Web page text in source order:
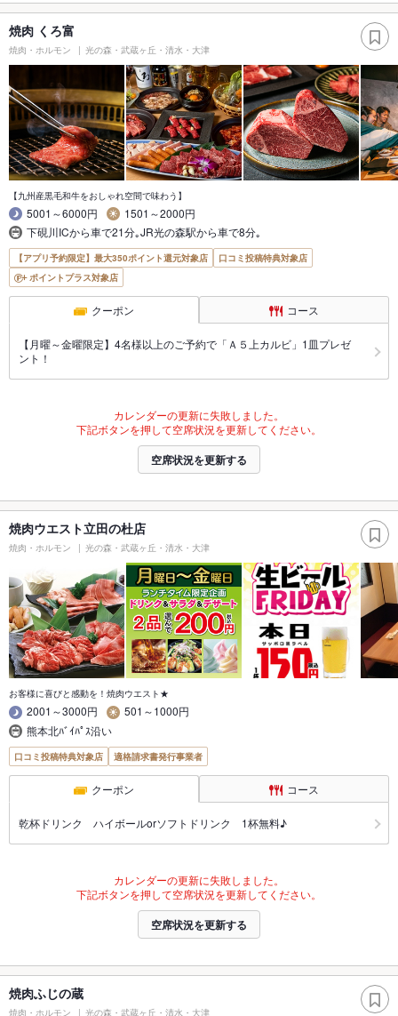
焼肉 くろ富
焼肉・ホルモン 光の森・武蔵ヶ丘・清水・大津
【九州産黒毛和牛をおしゃれ空間で味わう】
5001～6000円
1501～2000円
下硯川ICから車で21分｡JR光の森駅から車で8分｡
【アプリ予約限定】最大350ポイント還元対象店
口コミ投稿特典対象店
ポイントプラス対象店
クーポン コース
【月曜～金曜限定】4名様以上のご予約で「Ａ５上カルビ」1皿プレゼ
ント！
カレンダーの更新に失敗しました。
下記ボタンを押して空席状況を更新してください。
空席状況を更新する
焼肉ウエスト立田の杜店
焼肉・ホルモン 光の森・武蔵ヶ丘・清水・大津
お客様に喜びと感動を！焼肉ウエスト★
2001～3000円
501～1000円
熊本北ﾊﾞｲﾊﾟｽ沿い
口コミ投稿特典対象店 適格請求書発行事業者
クーポン コース
乾杯ドリンク ハイボールorソフトドリンク 1杯無料♪
カレンダーの更新に失敗しました。
下記ボタンを押して空席状況を更新してください。
空席状況を更新する
焼肉ふじの蔵
焼肉・ホルモン 光の森・武蔵ヶ丘・清水・大津